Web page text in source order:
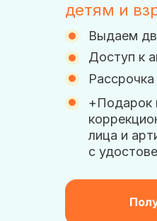
детям и
Выдаем
+Подарок
лица и
с
Доступ к